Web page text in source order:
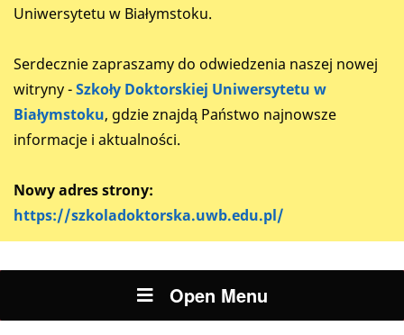
Uniwersytetu w Białymstoku.
Serdecznie zapraszamy do odwiedzenia naszej nowej
witryny -Szkoły Doktorskiej Uniwersytetu w
Białymstoku, gdzie znajdą Państwo najnowsze
informacje i aktualności.
Nowy adres strony:
https://szkoladoktorska.uwb.edu.pl/
Open Menu